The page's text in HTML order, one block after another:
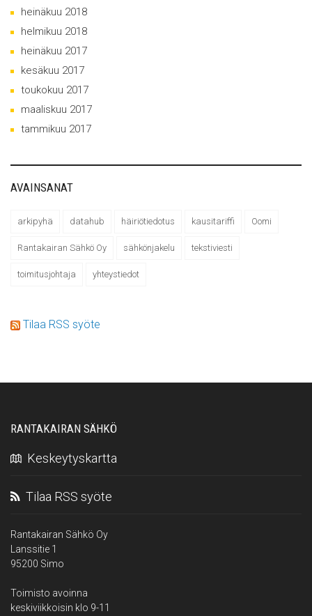
heinäkuu 2018
helmikuu 2018
heinäkuu 2017
kesäkuu 2017
toukokuu 2017
maaliskuu 2017
tammikuu 2017
AVAINSANAT
arkipyhä datahub häiriötiedotus kausitariffi Oomi
Rantakairan Sähkö Oy sähkönjakelu tekstiviesti
toimitusjohtaja yhteystiedot
Tilaa RSS syöte
RANTAKAIRAN SÄHKÖ
Keskeytyskartta
Tilaa RSS syöte
Rantakairan Sähkö Oy
Lanssitie 1
95200 Simo
Toimisto avoinna
keskiviikkoisin klo 9-11